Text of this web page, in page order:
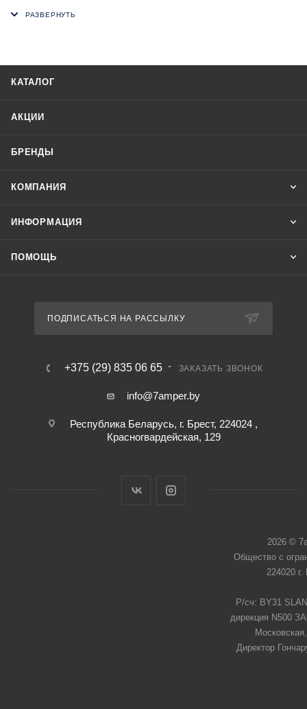
- выбор режима отображения параметров: ручной или
- контроль исправности датчиков;
- регулируемые пороги срабатывания по аварии;
Применяется в системах, требующих постоянный контроль
КАТАЛОГ
АКЦИИ
БРЕНДЫ
КОМПАНИЯ
ИНФОРМАЦИЯ
ПОМОЩЬ
ПОДПИСАТЬСЯ НА РАССЫЛКУ
+375 (29) 835 06 65 ЗАКАЗАТЬ ЗВОНОК
info@7amper.by
Республика Беларусь, г. Брест, 224024 ,
Красногвардейская, 129
2026 ©
Общество с
224020
Р/сч: BY31
дирекция N500
Директор